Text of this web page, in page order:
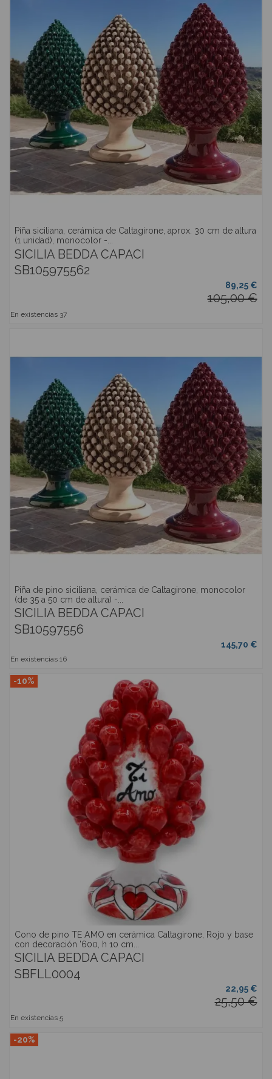
Piña siciliana, cerámica de Caltagirone, aprox. 30 cm de altura
(1 unidad), monocolor -...
SICILIA BEDDA CAPACI
SB105975562
89,25 €
105,00 €
En existencias 37
Piña de pino siciliana, cerámica de Caltagirone, monocolor
(de 35 a 50 cm de altura) -...
SICILIA BEDDA CAPACI
SB10597556
145,70 €
En existencias 16
-10%
Cono de pino TE AMO en cerámica Caltagirone, Rojo y base
con decoración '600, h 10 cm...
SICILIA BEDDA CAPACI
SBFLL0004
22,95 €
25,50 €
En existencias 5
-20%